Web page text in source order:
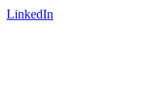
LinkedIn